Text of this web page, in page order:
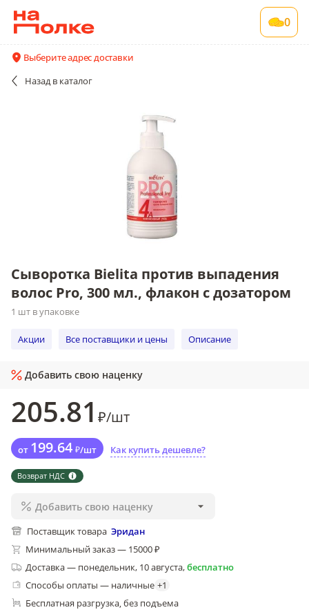
0
Выберите адрес доставки
Назад в каталог
Сыворотка Bielita против выпадения волос
Pro, 300 мл., флакон с дозатором
Сыворотка Bielita против выпадения
волос Pro, 300 мл., флакон с дозатором
1 шт в упаковке
Акции Все поставщики и цены Описание
Добавить свою наценку
205.81 ₽/шт
от 199.64 ₽/шт Как купить дешевле?
Возврат НДС
Добавить свою наценку
Поставщик товара Эридан
Минимальный заказ — 15000 ₽
Доставка— понедельник, 10 августа,бесплатно
Способы оплаты — наличные +1
Бесплатная разгрузка, без подъема